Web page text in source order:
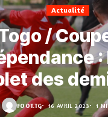
Actualité
/
des
FOOT.TG 16 AVRIL 2023 1